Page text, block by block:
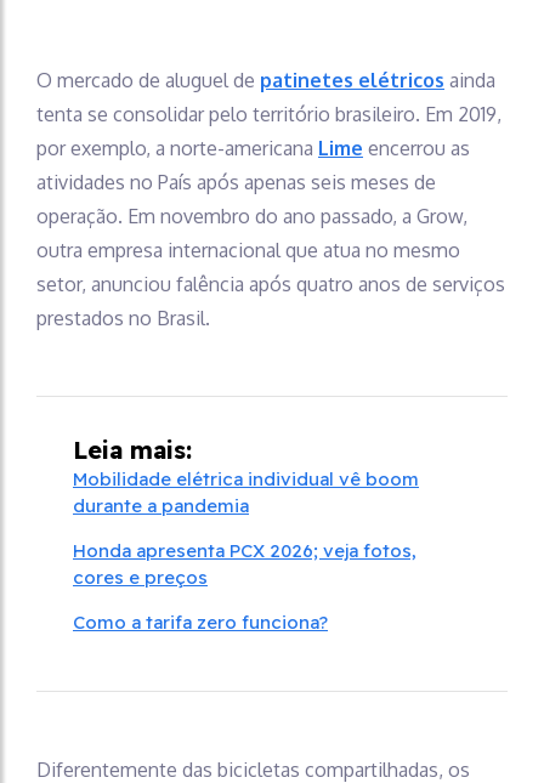
O mercado de aluguel de patinetes elétricos ainda
tenta se consolidar pelo território brasileiro. Em 2019,
por exemplo, a norte-americana Lime encerrou as
atividades no País após apenas seis meses de
operação. Em novembro do ano passado, a Grow,
outra empresa internacional que atua no mesmo
setor, anunciou falência após quatro anos de serviços
prestados no Brasil.
Leia mais:
Mobilidade elétrica individual vê boom
durante a pandemia
Honda apresenta PCX 2026; veja fotos,
cores e preços
Como a tarifa zero funciona?
Diferentemente das bicicletas compartilhadas, os